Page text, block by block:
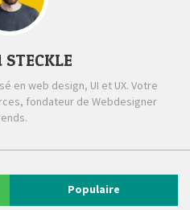
en web design, UI et UX. Votre
fondateur de Webdesigner
Populaire